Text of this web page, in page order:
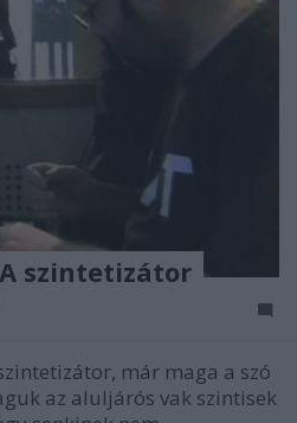
szintetizátor
már maga a szó
az aluljárós vak szintisek